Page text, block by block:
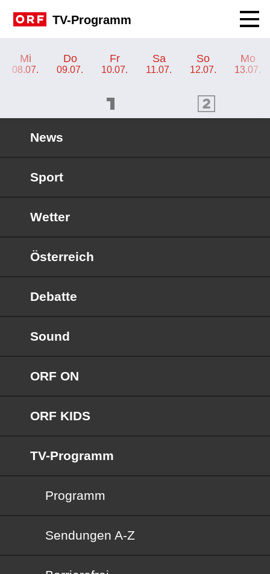
TV-Programm
Mi
08.07.
Do
09.07.
Fr
10.07.
Sa
11.07.
So
12.07.
Mo
13.07.
ORF 2 Programm
News
Sport
Wetter
Österreich
Debatte
Sound
ORF ON
ORF KIDS
TV-Programm
Programm
Sendungen von A bis Z
Sendungen A-Z